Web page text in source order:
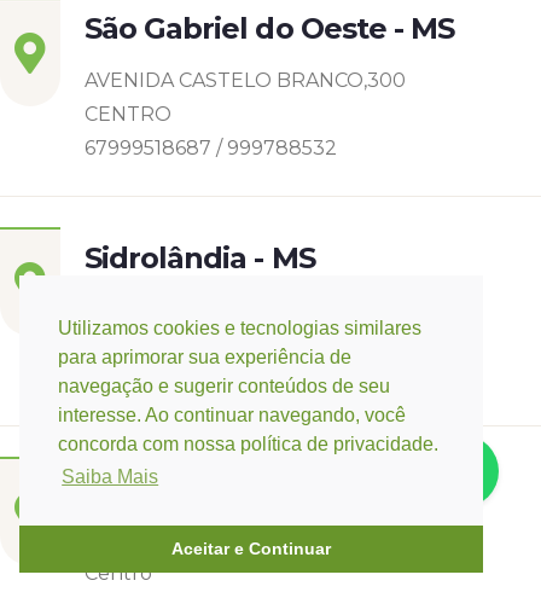
Utilizamos cookies e tecnologias similares
para aprimorar sua experiência de
navegação e sugerir conteúdos de seu
interesse. Ao continuar navegando, você
concorda com nossa política de privacidade.
Saiba Mais
Aceitar e Continuar
São Gabriel do Oeste - MS
AVENIDA CASTELO BRANCO,300
CENTRO
67999518687 / 999788532
Sidrolândia - MS
CASCATINHA I
6799142-8006
Três Lagoas - MS
Rua Eurídice Chagas Cruz, 2675
Centro